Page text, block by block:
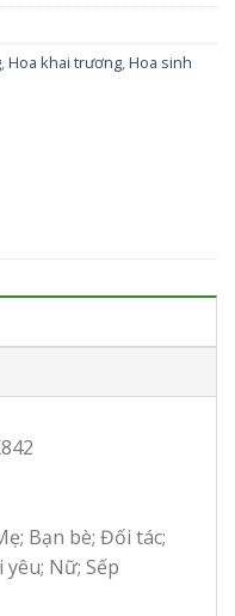
,Hoa khai trương,Hoa sinh
Bạn bè; Đối tác;
Nữ; Sếp